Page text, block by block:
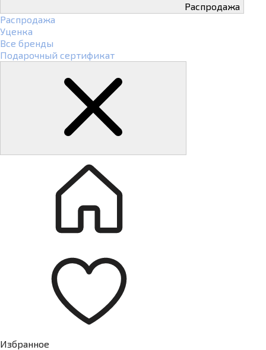
Распродажа
Распродажа
Уценка
Все бренды
Подарочный сертификат
Избранное